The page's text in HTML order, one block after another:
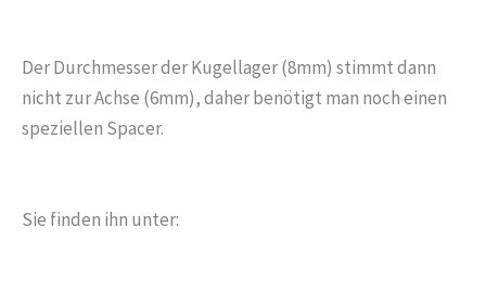
Der Durchmesser der Kugellager (8mm) stimmt dann
nicht zur Achse (6mm), daher benötigt man noch einen
speziellen Spacer.
Sie finden ihn unter: